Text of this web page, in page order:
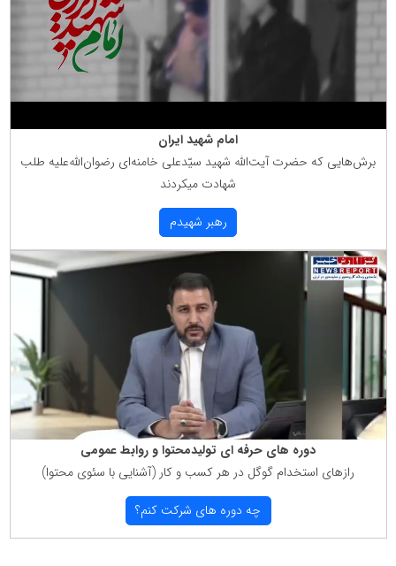
امام شهید ایران
برش‌هایی كه حضرت آیت‌الله شهید سیّدعلی خامنه‌ای رضوان‌الله‌علیه طلب
شهادت میكردند
رهبر شهیدم
دوره های حرفه ای تولیدمحتوا و روابط عمومی
رازهای استخدام گوگل در هر كسب و كار (آشنایی با سئوی محتوا)
چه دوره های شركت كنم؟